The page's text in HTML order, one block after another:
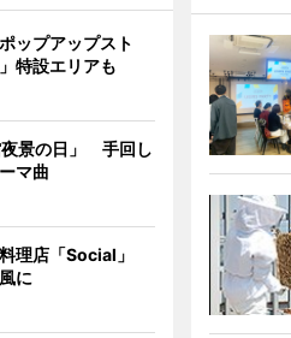
ップアップスト
特設エリアも
景の日」 手回し
マ曲
理店「Social」
に